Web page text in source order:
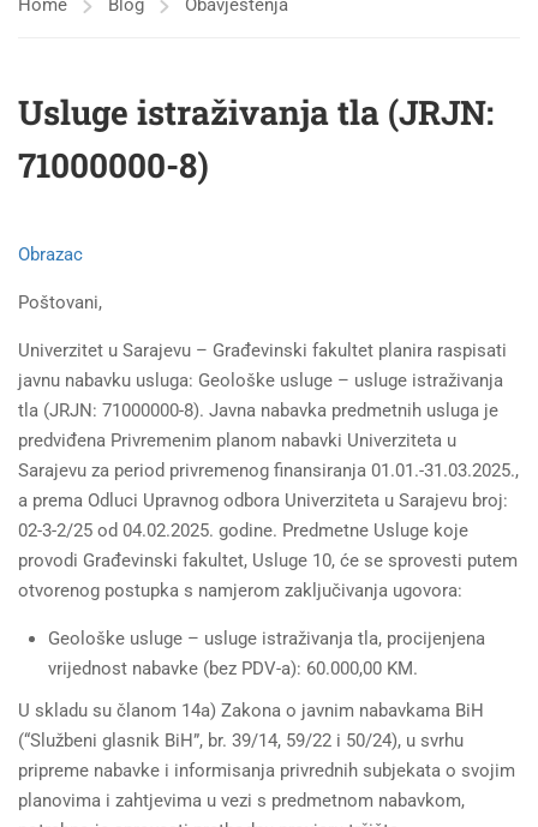
Home Blog Obavještenja
Usluge istraživanja tla (JRJN:
71000000-8)
Obrazac
Poštovani,
Univerzitet u Sarajevu – Građevinski fakultet planira raspisati
javnu nabavku usluga: Geološke usluge – usluge istraživanja
tla (JRJN: 71000000-8). Javna nabavka predmetnih usluga je
predviđena Privremenim planom nabavki Univerziteta u
Sarajevu za period privremenog finansiranja 01.01.-31.03.2025.,
a prema Odluci Upravnog odbora Univerziteta u Sarajevu broj:
02-3-2/25 od 04.02.2025. godine. Predmetne Usluge koje
provodi Građevinski fakultet, Usluge 10, će se sprovesti putem
otvorenog postupka s namjerom zaključivanja ugovora:
Geološke usluge – usluge istraživanja tla, procijenjena
vrijednost nabavke (bez PDV-a): 60.000,00 KM.
U skladu su članom 14a) Zakona o javnim nabavkama BiH
(“Službeni glasnik BiH”, br. 39/14, 59/22 i 50/24), u svrhu
pripreme nabavke i informisanja privrednih subjekata o svojim
planovima i zahtjevima u vezi s predmetnom nabavkom,